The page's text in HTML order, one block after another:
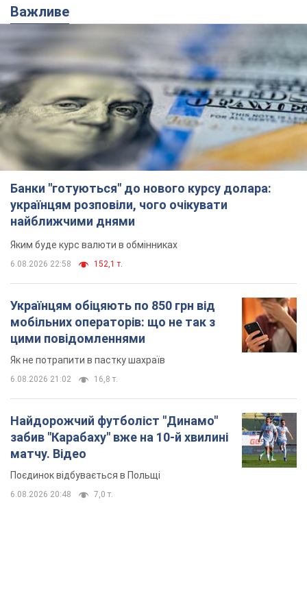
українцям розповіли, чого очікувати
найближчими днями
Яким буде курс валюти в обмінниках
6.08.2026 22:58 152,1 т.
Українцям обіцяють по 850 грн від
мобільних операторів: що не так з
цими повідомленнями
Як не потрапити в пастку шахраїв
6.08.2026 21:02 16,8 т.
Найдорожчий футболіст "Динамо"
забив "Карабаху" вже на 10-й хвилині
матчу. Відео
Поєдинок відбувається в Польщі
6.08.2026 20:48 7,0 т.